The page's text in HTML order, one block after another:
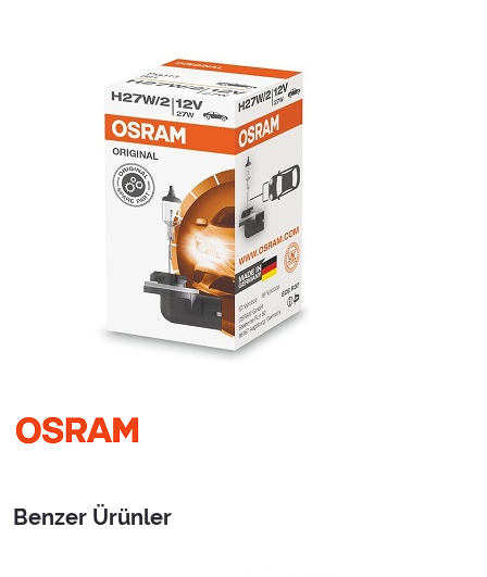
Benzer Ürünler